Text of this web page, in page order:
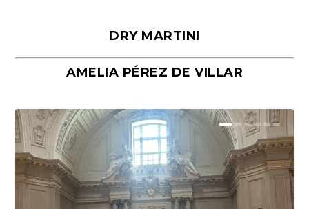
Málaga, verso en azul, de Rafael
Porras y Salvador...
«La cocina hebrea. Alimentación
del pueblo judío e...
DRY MARTINI
AMELIA PÉREZ DE VILLAR